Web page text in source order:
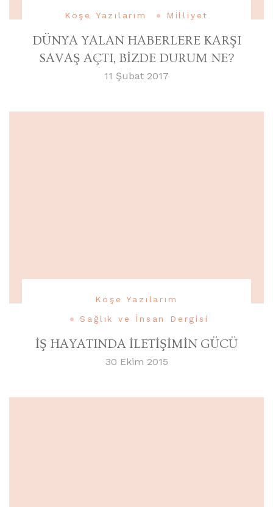
Köşe Yazılarım Milliyet
DÜNYA YALAN HABERLERE KARŞI
SAVAŞ AÇTI, BİZDE DURUM NE?
11 Şubat 2017
Köşe Yazılarım
Sağlık ve İnsan Dergisi
İŞ HAYATINDA İLETİŞİMİN GÜCÜ
30 Ekim 2015